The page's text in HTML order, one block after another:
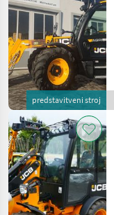
predstavitveni stroj